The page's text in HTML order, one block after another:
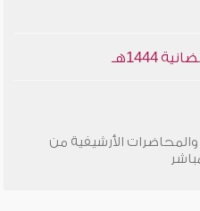
الأرشيفية من